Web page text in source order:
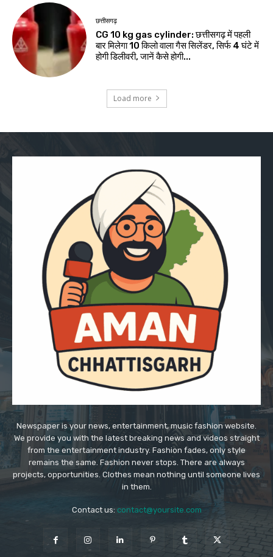
छत्तीसगढ़
CG 10 kg gas cylinder: छत्तीसगढ़ में पहली
बार मिलेगा 10 किलो वाला गैस सिलेंडर, सिर्फ 4 घंटे में
होगी डिलीवरी, जानें कैसे होगी...
Load more
Newspaper is your news, entertainment, music fashion website.
We provide you with the latest breaking news and videos straight
from the entertainment industry. Fashion fades, only style
remains the same. Fashion never stops. There are always
projects, opportunities. Clothes mean nothing until someone lives
in them.
Contact us: contact@yoursite.com